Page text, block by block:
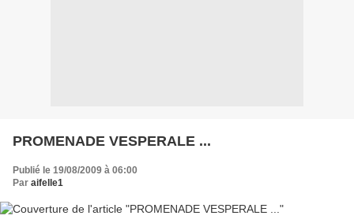
PROMENADE VESPERALE ...
Publié le 19/08/2009 à 06:00
Par aifelle1